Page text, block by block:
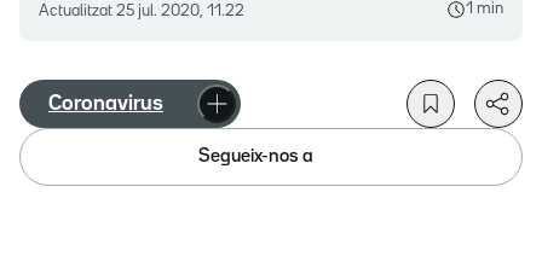
Actualitzat 25 jul. 2020, 11.22 1 min
Coronavirus
Segueix-nos a